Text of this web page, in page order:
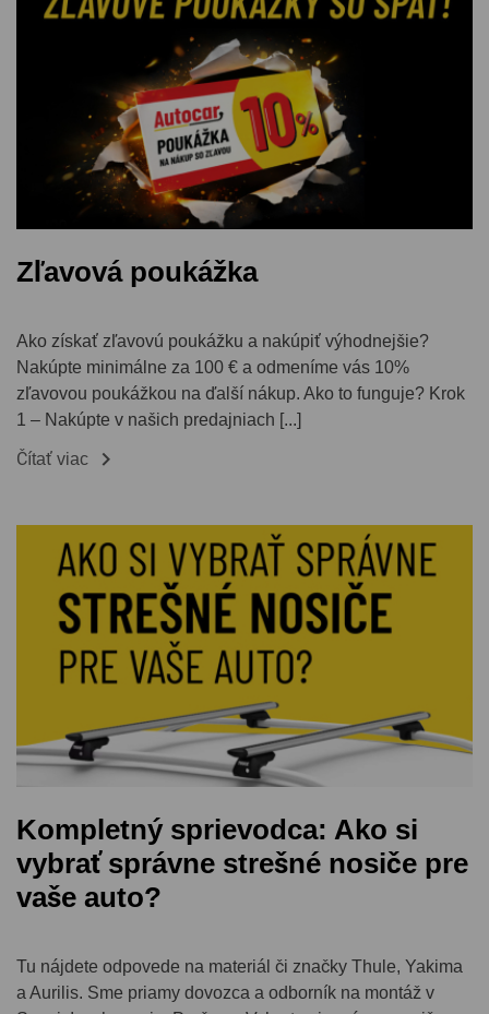
Zľavová poukážka
Ako získať zľavovú poukážku a nakúpiť výhodnejšie?
Nakúpte minimálne za 100 € a odmeníme vás 10%
zľavovou poukážkou na ďalší nákup. Ako to funguje? Krok
1 – Nakúpte v našich predajniach [...]
Čítať viac 
Kompletný sprievodca: Ako si
vybrať správne strešné nosiče pre
vaše auto?
Tu nájdete odpovede na materiál či značky Thule, Yakima
a Aurilis. Sme priamy dovozca a odborník na montáž v